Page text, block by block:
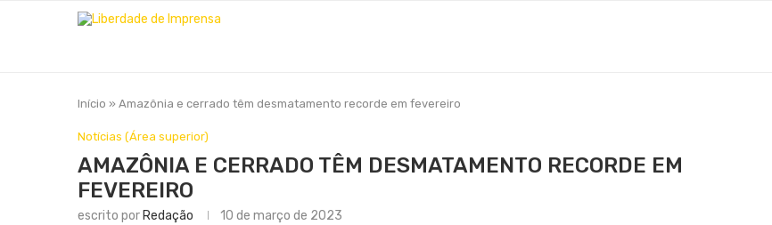
Início » Amazônia e cerrado têm desmatamento recorde em fevereiro
Notícias (Área superior)
AMAZÔNIA E CERRADO TÊM DESMATAMENTO RECORDE EM
FEVEREIRO
escrito por Redação 10 de março de 2023